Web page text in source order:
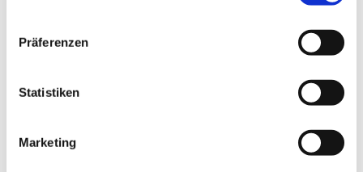
Präferenzen
Statistiken
Marketing
Dies könnte Sie auch